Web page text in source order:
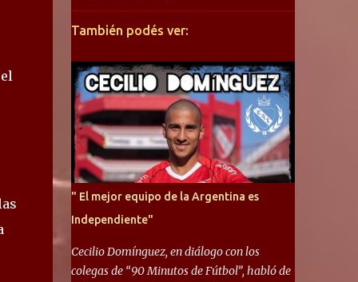
También podés ver:
" El mejor equipo de la Argentina es
Independiente"
Cecilio Domínguez, en diálogo con los
colegas de “90 Minutos de Fútbol”, habló de